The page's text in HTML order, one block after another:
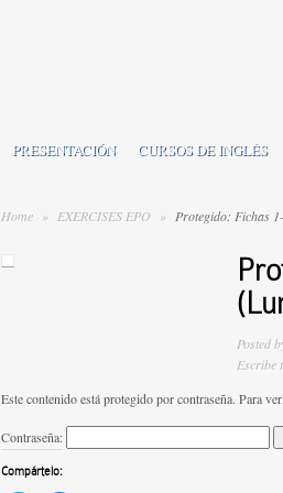
PRESENTACIÓN CURSOS DE INGLÉS
Home » EXERCISES EPO » Protegido: Fichas
Posted
Escribe
Este contenido está protegido por contraseña. Para
Contraseña:
Compártelo: